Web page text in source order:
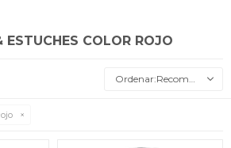
ESTUCHES COLOR ROJO
Recomendados